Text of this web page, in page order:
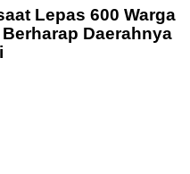
Lepas 600 Warga
Daerahnya